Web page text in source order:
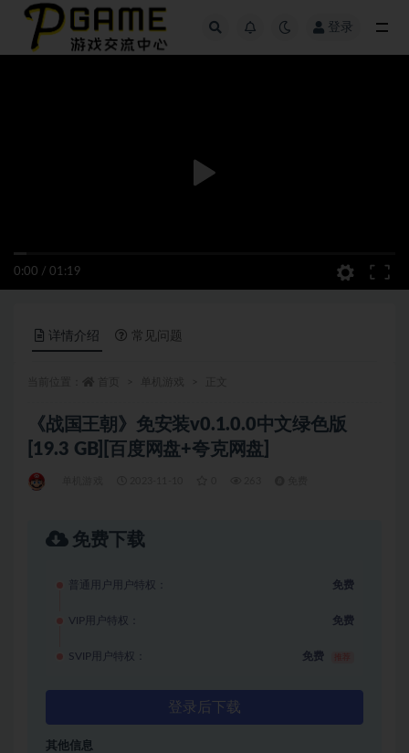
登录
0:00 / 01:19
详情介绍 常见问题
《战国王朝》免安装v0.1.0.0中文绿色版
[19.3 GB][百度网盘+夸克网盘]
免费下载
普通用户用户特权： 免费
VIP用户特权： 免费
SVIP用户特权： 免费
登录后下载
其他信息
全部